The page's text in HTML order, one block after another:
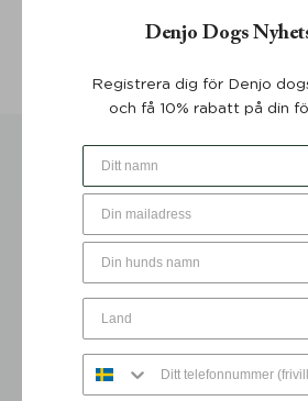
Storleksguide
DU KANSKE OCKSÅ
Denjo Dogs
Registrera dig för Denjo
och få 10% rabatt på din